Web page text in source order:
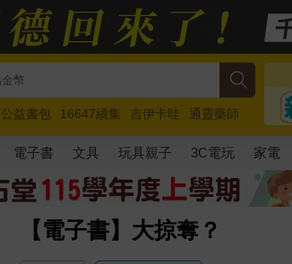
公益書包 16647續集 吉伊卡哇
通靈藥師
玩具總動員5 超慢跑
電子書 文具 玩具親子 3C電玩 家電
【電子書】大掠奪？